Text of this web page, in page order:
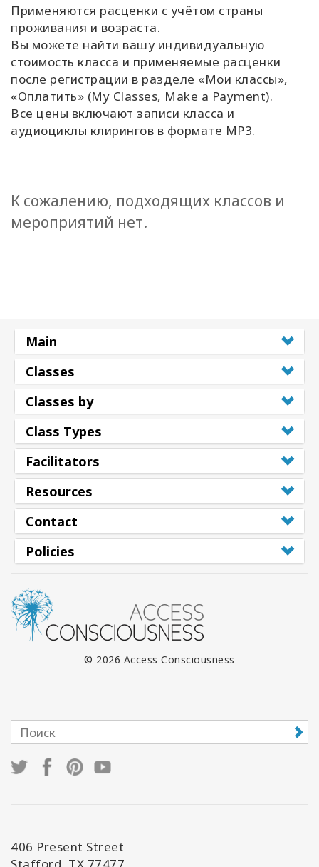
Применяются расценки с учётом страны
проживания и возраста.
Вы можете найти вашу индивидуальную
стоимость класса и применяемые расценки
после регистрации в разделе «Мои классы»,
«Оплатить» (My Classes, Make a Payment).
Все цены включают записи класса и
аудиоциклы клирингов в формате MP3.
К сожалению, подходящих классов и
мероприятий нет.
Main
Classes
Classes by
Class Types
Facilitators
Resources
Contact
Policies
© 2026 Access Consciousness
406 Present Street